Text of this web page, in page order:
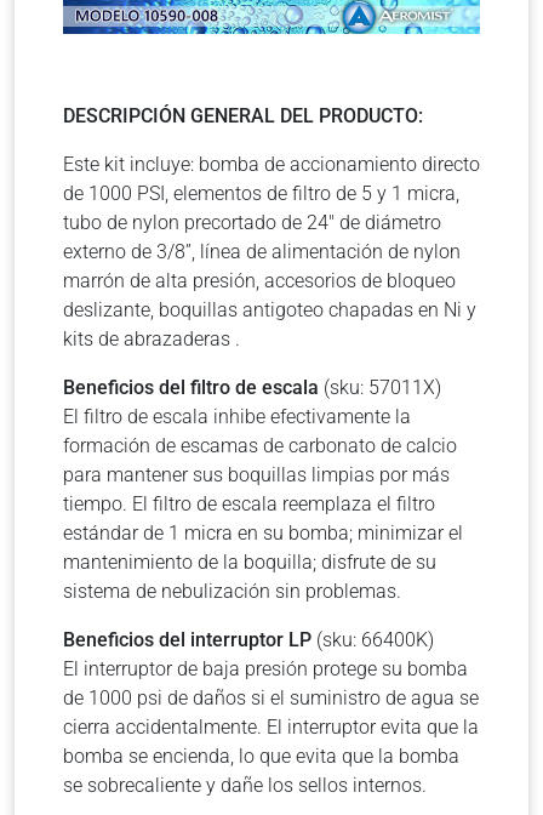
DESCRIPCIÓN GENERAL DEL PRODUCTO:
Este kit incluye: bomba de accionamiento directo
de 1000 PSI, elementos de filtro de 5 y 1 micra,
tubo de nylon precortado de 24″ de diámetro
externo de 3/8”, línea de alimentación de nylon
marrón de alta presión, accesorios de bloqueo
deslizante, boquillas antigoteo chapadas en Ni y
kits de abrazaderas .
Beneficios del filtro de escala (sku: 57011X)
El filtro de escala inhibe efectivamente la
formación de escamas de carbonato de calcio
para mantener sus boquillas limpias por más
tiempo. El filtro de escala reemplaza el filtro
estándar de 1 micra en su bomba; minimizar el
mantenimiento de la boquilla; disfrute de su
sistema de nebulización sin problemas.
Beneficios del interruptor LP (sku: 66400K)
El interruptor de baja presión protege su bomba
de 1000 psi de daños si el suministro de agua se
cierra accidentalmente. El interruptor evita que la
bomba se encienda, lo que evita que la bomba
se sobrecaliente y dañe los sellos internos.